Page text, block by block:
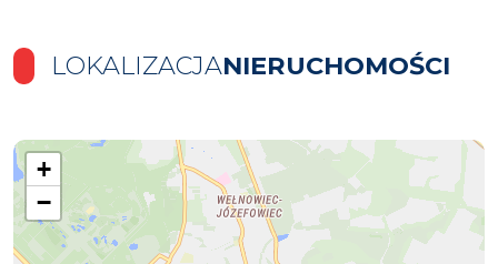
LOKALIZACJANIERUCHOMOŚCI
+
−